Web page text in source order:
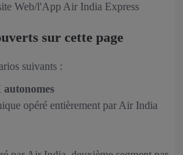
Web/l'App Air India Express
sur cette page
suivants :
opéré entièrement par Air India